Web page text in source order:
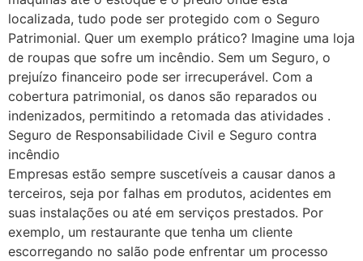
localizada, tudo pode ser protegido com o Seguro
Patrimonial. Quer um exemplo prático? Imagine uma loja
de roupas que sofre um incêndio. Sem um Seguro, o
prejuízo financeiro pode ser irrecuperável. Com a
cobertura patrimonial, os danos são reparados ou
indenizados, permitindo a retomada das atividades .
Seguro de Responsabilidade Civil e Seguro contra
incêndio
Empresas estão sempre suscetíveis a causar danos a
terceiros, seja por falhas em produtos, acidentes em
suas instalações ou até em serviços prestados. Por
exemplo, um restaurante que tenha um cliente
escorregando no salão pode enfrentar um processo